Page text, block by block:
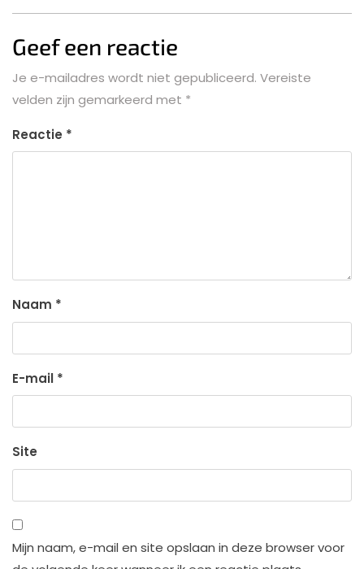
Geef een reactie
Je e-mailadres wordt niet gepubliceerd. Vereiste
velden zijn gemarkeerd met *
Reactie *
Naam *
E-mail *
Site
Mijn naam, e-mail en site opslaan in deze browser voor